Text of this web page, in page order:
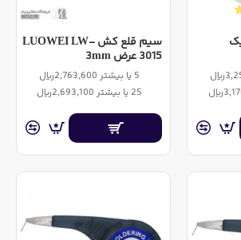
سيم قلع کش LUOWEI LW-
3015 عرض 3mm
5 یا بیشتر 2,763,600ریال
25 یا بیشتر 2,693,100ریال